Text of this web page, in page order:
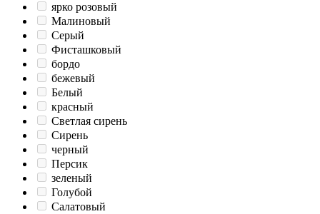
ярко розовый
Малиновый
Серый
Фисташковый
бордо
бежевый
Белый
красный
Светлая сирень
Сирень
черный
Персик
зеленый
Голубой
Салатовый